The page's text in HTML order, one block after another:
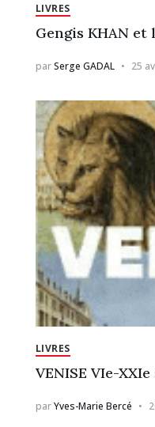
LIVRES
Gengis KHAN et
parSerge GADAL 25
LIVRES
VENISE VIe-
parYves-Marie Bercé